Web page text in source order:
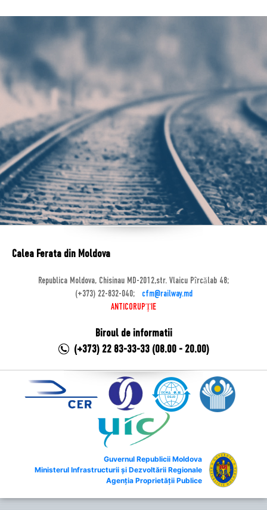
Calea Ferata din Moldova
Republica Moldova, Chisinau MD-2012,str. Vlaicu Pîrcălab 48;
(+373) 22-832-040;
cfm@railway.md
ANTICORUPȚIE
Biroul de informatii
(+373) 22 83-33-33 (08.00 - 20.00)
Guvernul Republicii Moldova
Ministerul Infrastructurii și Dezvoltării Regionale
Agenția Proprietății Publice